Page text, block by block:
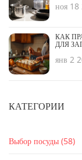
ноя 18
КАК
ДЛЯ
янв 2
КАТЕГОРИИ
Выбор посуды (58)